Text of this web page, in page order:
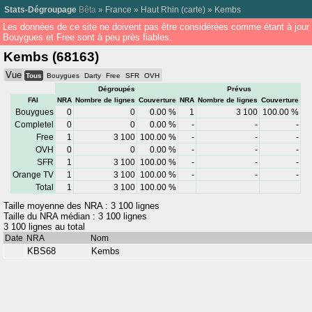
Stats-Dégroupage Bêta » France » Haut Rhin (carte) » Kembs
Les données de ce site ne doivent pas être considérées comme étant à
Bouygues et Free sont à peu près fiables.
Kembs (68163)
Vue Tous Bouygues Darty Free SFR
OVH
Dégroupés
Prévus
FAI
NRA Nombre de lignes Couverture NRA Nombre de lignes Couverture
Bouygues 0 0 0.00 % 1 3 100
100.00 %
Completel
0 0 0.00 % - -
-
Free
1 3 100 100.00 % - -
-
OVH
0 0 0.00 % - -
-
SFR
1 3 100 100.00 % - -
-
Orange TV
1 3 100 100.00 % - -
-
Total
1 3 100 100.00 %
Taille moyenne des NRA : 3 100 lignes
Taille du NRA médian : 3 100 lignes
3 100 lignes au total
Date NRA Nom
KBS68 Kembs